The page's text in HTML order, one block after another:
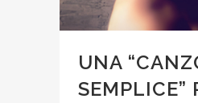
UNA
SEMPLICE”